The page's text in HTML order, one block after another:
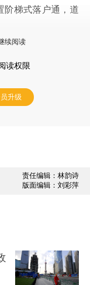
阶梯式落户通，道
续阅读
读权限
升级
责任编辑：林韵诗
版面编辑：刘彩萍